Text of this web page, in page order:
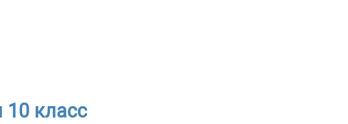
10 класс